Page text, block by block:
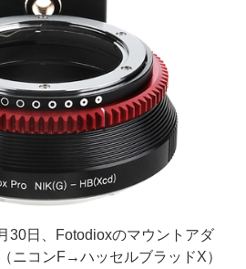
30日、Fotodioxのマウントアダ
ニコンF→ハッセルブラッドX）